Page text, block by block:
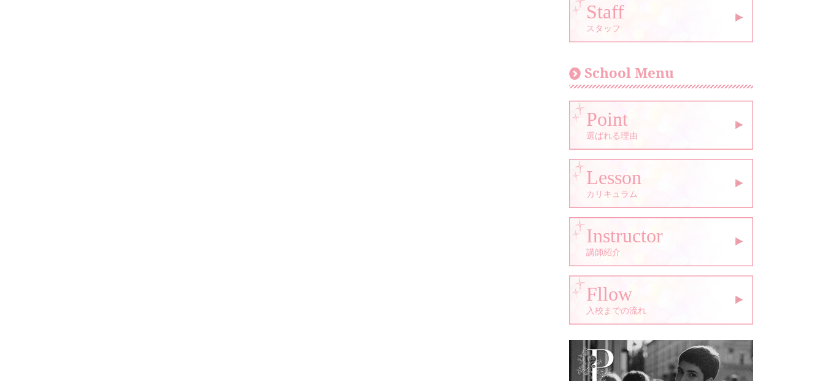
Staff
スタッフ
School Menu
Point
選ばれる理由
Lesson
カリキュラム
Instructor
講師紹介
Fllow
入校までの流れ